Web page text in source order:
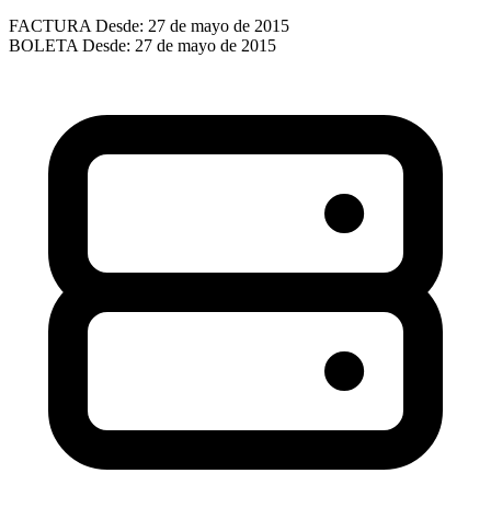
FACTURA Desde: 27 de mayo de 2015
BOLETA Desde: 27 de mayo de 2015